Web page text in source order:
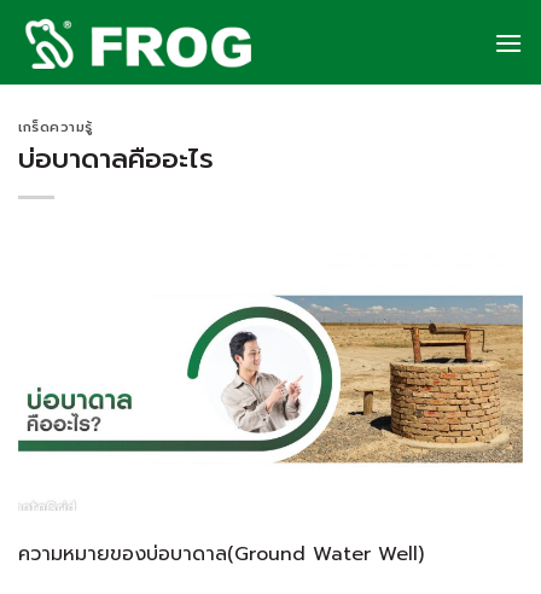
Skip
content
เกร็ดความรู้
บ่อบาดาลคืออะไร
ความหมายของบ่อบาดาล(Ground Water Well)